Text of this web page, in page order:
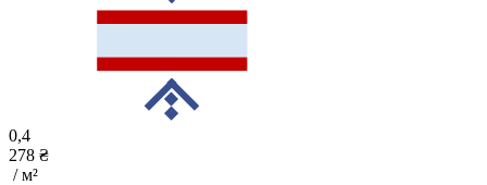
0,4
278 ₴
/ м²